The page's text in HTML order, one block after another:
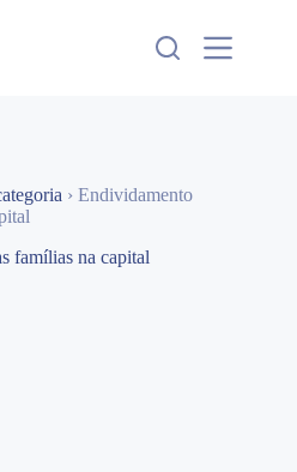
› Endividamento
famílias na capital